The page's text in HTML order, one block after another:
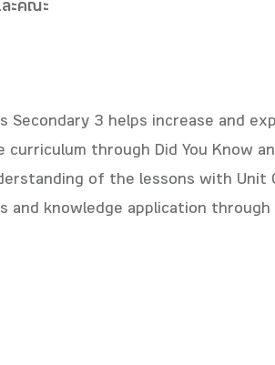
ละคณะ
Secondary 3 helps increase and
through Did You Know
of the lessons with Unit
and knowledge application through